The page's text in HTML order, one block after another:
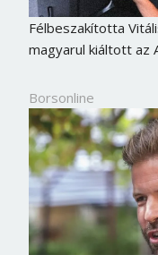
Félbeszakította
magyarul kiáltott az
Borsonline